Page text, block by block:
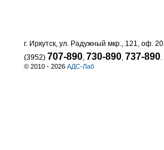
© 2010 - 2026 АДС-Лаб
г. Иркутск, ул. Радужный мкр., 121, оф. 20
(3952) 707-890, 730-890, 737-890.